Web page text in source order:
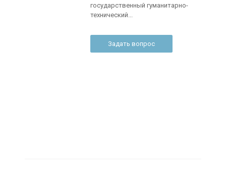
государственный гуманитарно-
технический...
Задать вопрос